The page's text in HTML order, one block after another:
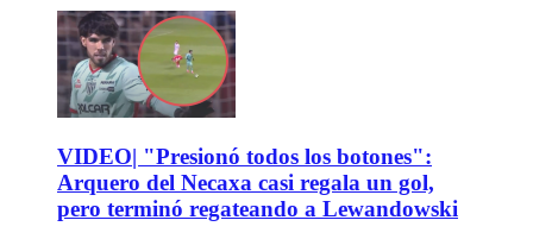
VIDEO| "Presionó todos los botones":
Arquero del Necaxa casi regala un gol,
pero terminó regateando a Lewandowski